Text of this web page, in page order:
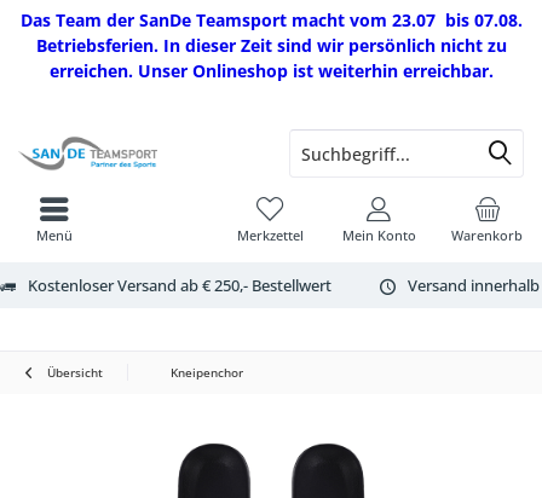
Das Team der SanDe Teamsport macht vom 23.07 bis 07.08.
Betriebsferien. In dieser Zeit sind wir persönlich nicht zu
erreichen. Unser Onlineshop ist weiterhin erreichbar.
Kostenloser Versand ab € 250,- Bestellwert Versand
Warenkorb
Merkzettel Mein Konto
Menü
Übersicht Kneipenchor